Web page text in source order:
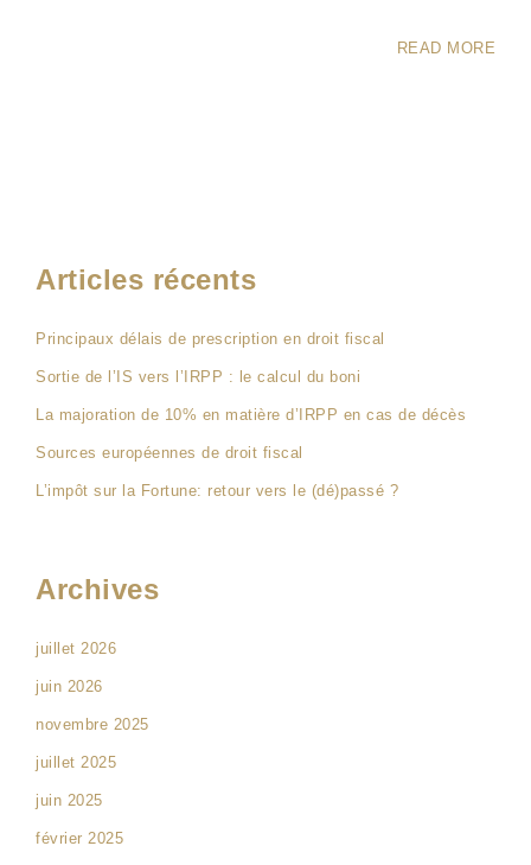
READ MORE
Articles récents
Principaux délais de prescription en droit fiscal
Sortie de l’IS vers l’IRPP : le calcul du boni
La majoration de 10% en matière d’IRPP en cas de décès
Sources européennes de droit fiscal
L’impôt sur la Fortune: retour vers le (dé)passé ?
Archives
juillet 2026
juin 2026
novembre 2025
juillet 2025
juin 2025
février 2025